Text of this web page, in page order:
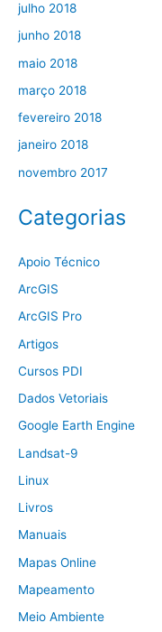
julho 2018
junho 2018
maio 2018
março 2018
fevereiro 2018
janeiro 2018
novembro 2017
Categorias
Apoio Técnico
ArcGIS
ArcGIS Pro
Artigos
Cursos PDI
Dados Vetoriais
Google Earth Engine
Landsat-9
Linux
Livros
Manuais
Mapas Online
Mapeamento
Meio Ambiente